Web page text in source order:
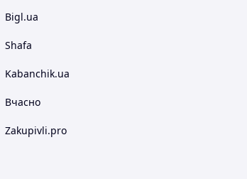
Bigl.ua
Shafa
Kabanchik.ua
Вчасно
Zakupivli.pro